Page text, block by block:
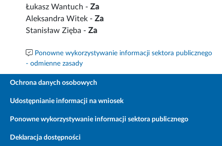
Łukasz Wantuch -Za
Aleksandra Witek -Za
Stanisław Zięba -Za
Ponowne wykorzystywanie informacji sektora publicznego
- odmienne zasady
Ochrona danych osobowych
Udostępnianie informacji na wniosek
Ponowne wykorzystywanie informacji sektora publicznego
Deklaracja dostępności